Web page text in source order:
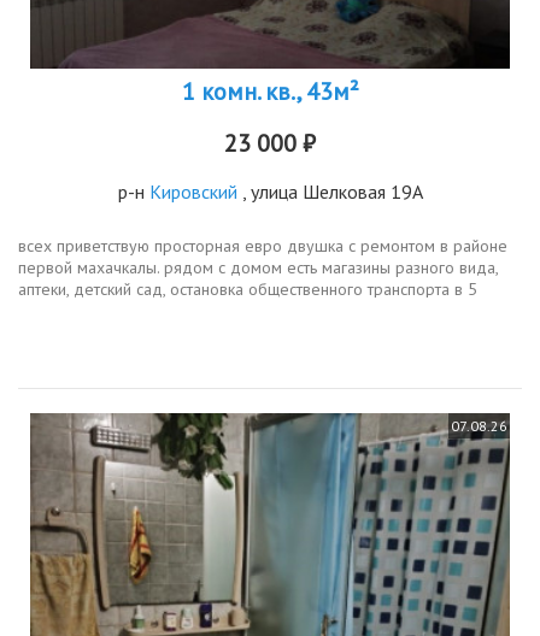
1 комн. кв., 43м²
23 000 ₽
р-н Кировский , улица Шелковая 19А
всех приветствую просторная евро двушка с ремонтом в районе
первой махачкалы. рядом с домом есть магазины разного вида,
аптеки, детский сад, остановка общественного транспорта в 5
07.08.26